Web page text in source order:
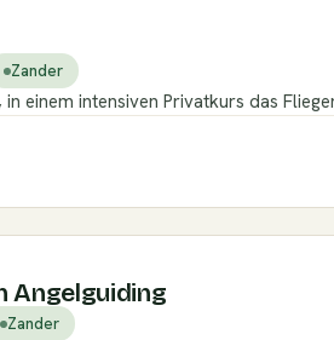
Zander
einem intensiven Privatkurs das
Angelguiding
Zander